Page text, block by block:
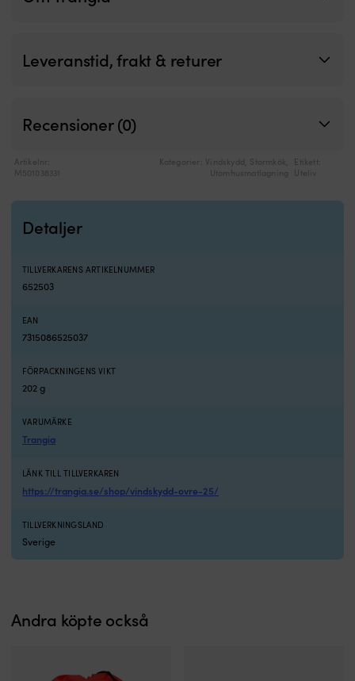
Leveranstid, frakt & returer
Recensioner (0)
Artikelnr:
M501038331
Kategorier: Vindskydd Stormkök
Utomhusmatlagning
Etikett:
Uteliv
Detaljer
TILLVERKARENS ARTIKELNUMMER
652503
EAN
7315086525037
FÖRPACKNINGENS VIKT
202 g
VARUMÄRKE
Trangia
LÄNK TILL TILLVERKAREN
https://trangia.se/shop/vindskydd-ovre-25/
TILLVERKNINGSLAND
Sverige
Andra köpte också